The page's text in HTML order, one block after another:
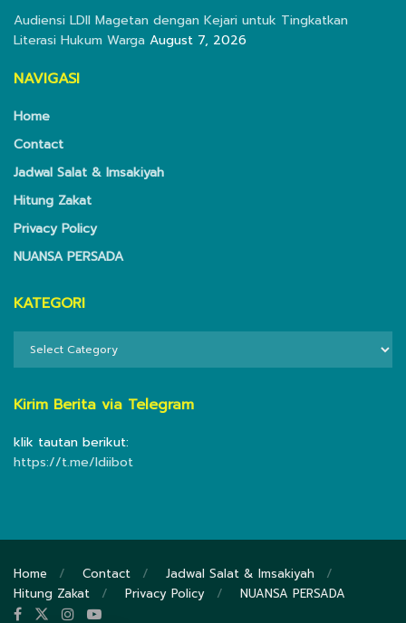
Audiensi LDII Magetan dengan Kejari untuk Tingkatkan
Literasi Hukum Warga August 7, 2026
NAVIGASI
Home
Contact
Jadwal Salat & Imsakiyah
Hitung Zakat
Privacy Policy
NUANSA PERSADA
KATEGORI
Kirim Berita via Telegram
klik tautan berikut:
https://t.me/ldiibot
Home Contact
Jadwal Salat & Imsakiyah
Hitung Zakat
Privacy Policy NUANSA PERSADA